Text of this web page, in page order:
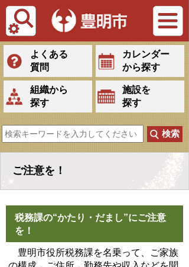
Tiếng Việt
よくある
質問
カレンダー
から探す
組織から
探す
施設を
探す
ご注意を！
税務課の“かたり・だまし”にご注意
を！
豊明市役所税務課を名乗って、ご家族